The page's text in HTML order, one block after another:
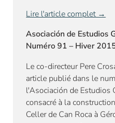
Lire l'article complet →
Asociación de Estudios
Numéro 91 – Hiver
Le co-directeur Pere
article publié dans le
l'Asociación de Estudios
consacré à la
Celler de Can Roca à